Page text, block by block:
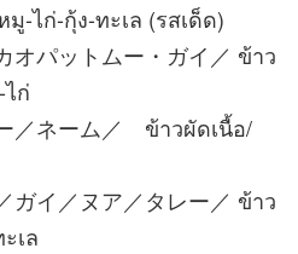
-ไก่-กุ้ง-ทะเล (รสเด็ด)
オパットムー・ガイ／ ข้าว
ก่
／ネーム／ ข้าวผัดเนื้อ/
ガイ／ヌア／タレー／ ข้าว
เล